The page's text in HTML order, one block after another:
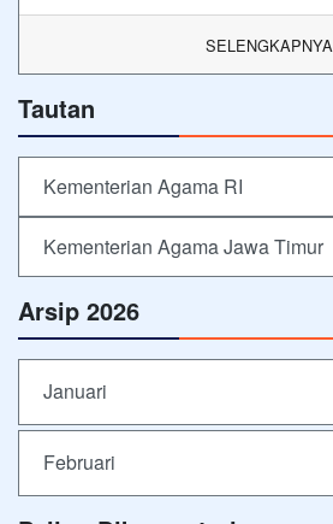
SELENGKAPNYA
Tautan
Kementerian Agama RI
Kementerian Agama Jawa Timur
Arsip 2026
Januari
Februari